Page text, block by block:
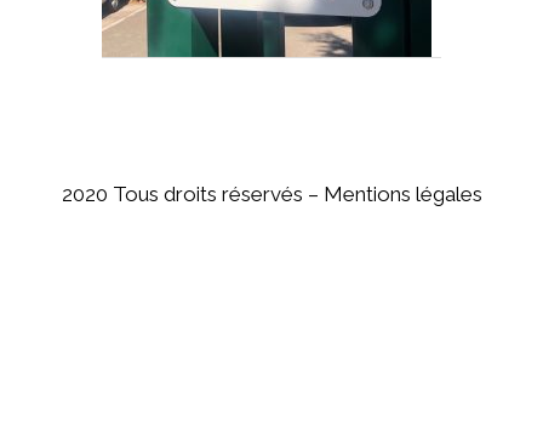
2020 Tous droits réservés – Mentions légales